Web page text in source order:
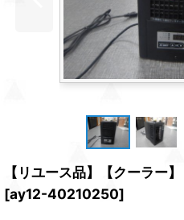
【リユース品】【クーラー
[ay12-40210250]